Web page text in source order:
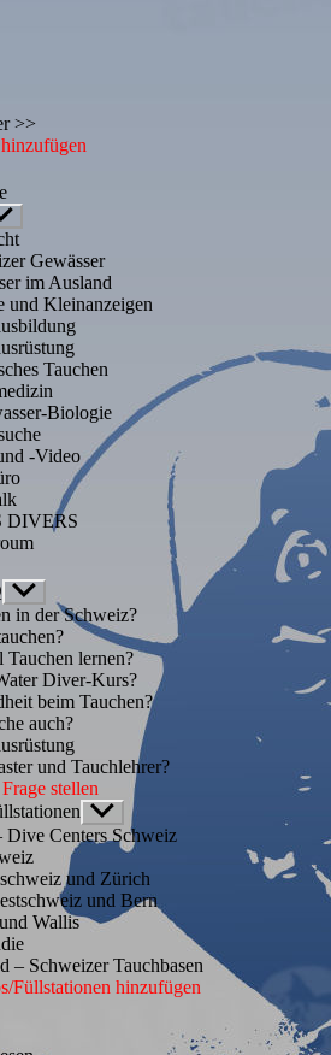
>>
Gewässer
im Ausland
und Kleinanzeigen
Tauchen
Biologie
-Video
DIVERS
Untermenü
anzeigen
in der Schweiz?
lernen?
Diver-Kurs?
beim Tauchen?
auch?
und Tauchlehrer?
stellen
Untermenü
anzeigen
Dive Centers Schweiz
und Zürich
und Bern
Wallis
– Schweizer Tauchbasen
Füllstationen hinzufügen